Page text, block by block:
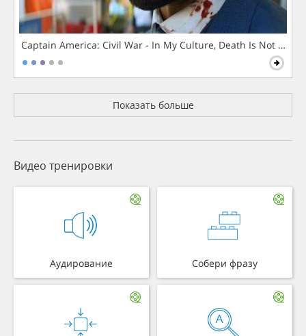
Captain America: Civil War - In My Culture, Death Is Not The
Показать больше
Видео тренировки
Аудирование Собери фразу